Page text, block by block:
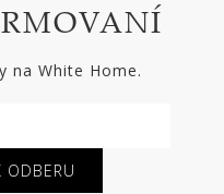
na White Home.
ODBERU